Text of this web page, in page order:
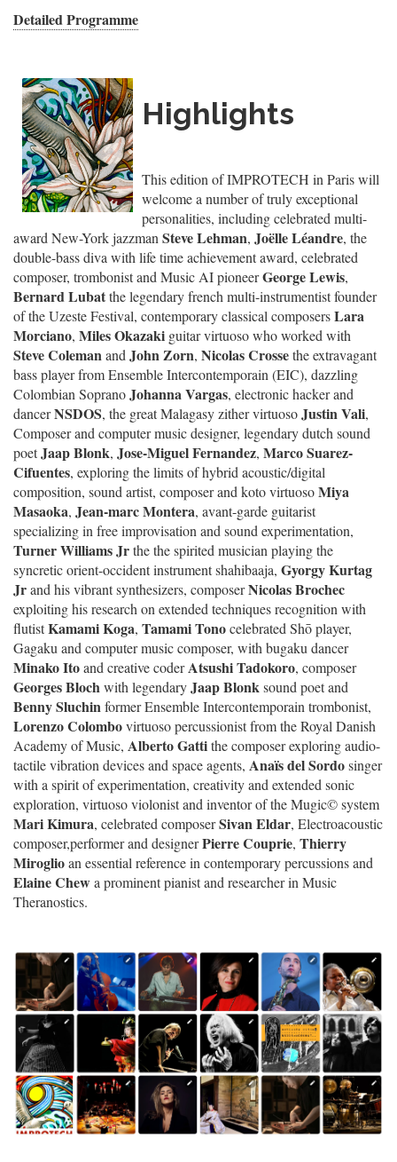
Detailed Programme
Highlights
This edition of IMPROTECH in Paris will
welcome a number of truly exceptional
personalities, including celebrated multi-
award New-York jazzman Steve Lehman, Joëlle Léandre, the
double-bass diva with life time achievement award, celebrated
composer, trombonist and Music AI pioneerGeorge Lewis,
Bernard Lubatthe legendary french multi-instrumentist founder
of the Uzeste Festival, contemporary classical composersLara
Morciano, Miles Okazaki guitar virtuoso who worked with
Steve Colemanand John Zorn, Nicolas Crossethe extravagant
bass player from Ensemble Intercontemporain (EIC), dazzling
Colombian SopranoJohanna Vargas, electronic hacker and
dancerNSDOS, the great Malagasy zither virtuosoJustin Vali,
Composer and computer music designer, legendary dutch sound
poetJaap Blonk, Jose-Miguel Fernandez, Marco Suarez-
Cifuentes, exploring the limits of hybrid acoustic/digital
composition, sound artist, composer and koto virtuosoMiya
Masaoka, Jean-marc Montera, avant-garde guitarist
specializing in free improvisation and sound experimentation,
Turner Williams Jrthe the spirited musician playing the
syncretic orient-occident instrument shahibaaja, Gyorgy Kurtag
Jrand his vibrant synthesizers, composerNicolas Brochec
exploiting his research on extended techniques recognition with
flutistKamami Koga, Tamami Tonocelebrated Shō player,
Gagaku and computer music composer, with bugaku dancer
Minako Itoand creative coderAtsushi Tadokoro, composer
Georges Blochwith legendaryJaap Blonksound poet and
Benny Sluchinformer Ensemble Intercontemporain trombonist,
Lorenzo Colombovirtuoso percussionist from the Royal Danish
Academy of Music, Alberto Gattithe composer exploring audio-
tactile vibration devices and space agents, Anaïs del Sordosinger
with a spirit of experimentation, creativity and extended sonic
exploration, virtuoso violonist and inventor of the Mugic© system
Mari Kimura, celebrated composerSivan Eldar, Electroacoustic
composer,performer and designerPierre Couprie, Thierry
Miroglioan essential reference in contemporary percussions and
Elaine Chewa prominent pianist and researcher in Music
Theranostics.